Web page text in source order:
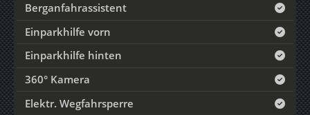
Berganfahrassistent
Einparkhilfe vorn
Einparkhilfe hinten
360° Kamera
Elektr. Wegfahrsperre